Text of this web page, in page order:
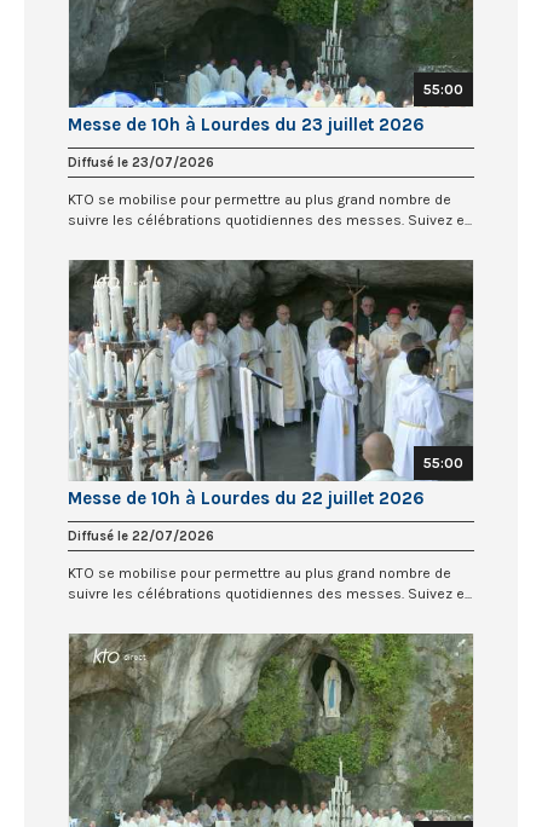
55:00
Messe de 10h à Lourdes du 23 juillet 2026
Diffusé le 23/07/2026
KTO se mobilise pour permettre au plus grand nombre de
suivre les célébrations quotidiennes des messes. Suivez e...
55:00
Messe de 10h à Lourdes du 22 juillet 2026
Diffusé le 22/07/2026
KTO se mobilise pour permettre au plus grand nombre de
suivre les célébrations quotidiennes des messes. Suivez e...